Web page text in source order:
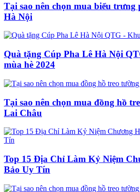
Tại sao nên chọn mua biểu trưng
Hà Nội
Quà tặng Cúp Pha Lê Hà Nội
mùa hè 2024
Tại sao nên chọn mua đồng hồ
Lai Châu
Top 15 Địa Chỉ Làm Kỷ Niệm
Bảo Uy Tín